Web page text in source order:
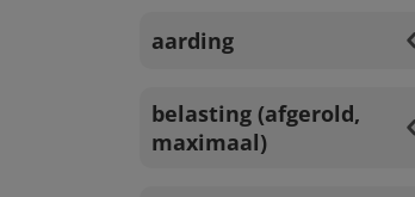
aarding
belasting (afgerold,
maximaal)